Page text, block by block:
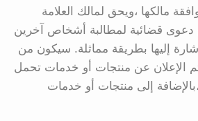
مالكها ،ويحق لمالك العلامة
دعوى قضائية لمطالبة أشخاص آخرين
إليها بطريقة مماثلة. سيكون من
تم الإعلان عن منتجات أو خدمات تحمل
إلى منتجات أو خدمات